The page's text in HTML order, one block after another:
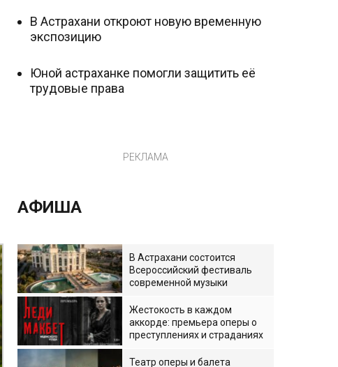
В Астрахани откроют новую временную
экспозицию
Юной астраханке помогли защитить её
трудовые права
РЕКЛАМА
АФИША
В Астрахани состоится
Всероссийский фестиваль
современной музыки
Жестокость в каждом
аккорде: премьера оперы о
преступлениях и страданиях
Театр оперы и балета